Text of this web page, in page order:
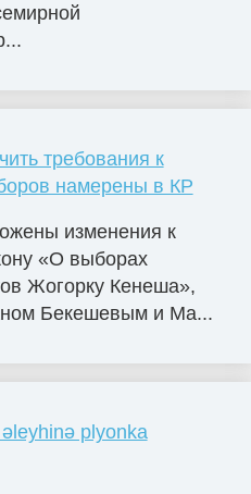
требования к
намерены в КР
изменения к
«О выборах
Жогорку Кенеша»,
Бекешевым и Ма...
plyonka